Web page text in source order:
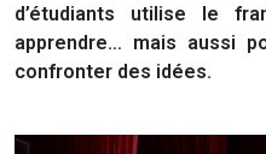
d’étudiants utilise le
apprendre… mais aussi
confronter des idées.